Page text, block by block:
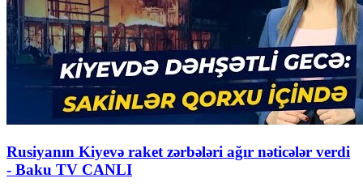
Rusiyanın Kiyevə raket zərbələri ağır nəticələr verdi
- Baku TV CANLI